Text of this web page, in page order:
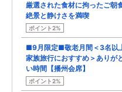
厳選された食材に拘ったご朝
絶景と静けさを満喫
ポイント2%
■9月限定■敬老月間＜3名以
家族旅行におすすめ＞ありが
い時間【播州会席】
ポイント2%